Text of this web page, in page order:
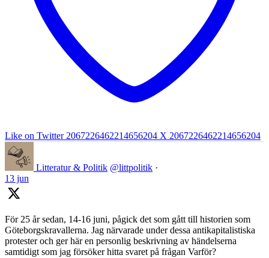
Like on Twitter 2067226462214656204 X 2067226462214656204
Litteratur & Politik @littpolitik ·
13 jun
För 25 år sedan, 14-16 juni, pågick det som gått till historien som
Göteborgskravallerna. Jag närvarade under dessa antikapitalistiska
protester och ger här en personlig beskrivning av händelserna
samtidigt som jag försöker hitta svaret på frågan Varför?